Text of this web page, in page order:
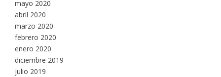
mayo 2020
abril 2020
marzo 2020
febrero 2020
enero 2020
diciembre 2019
julio 2019